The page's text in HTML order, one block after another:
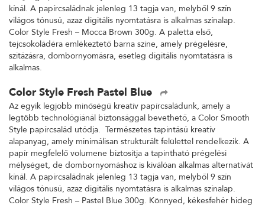
kínál. A papírcsaládnak jelenleg 13 tagja van, melyből 9 szín
világos tónusú, azaz digitális nyomtatásra is alkalmas színalap.
Color Style Fresh – Mocca Brown 300g. A paletta első,
tejcsokoládéra emlékeztető barna színe, amely prégelésre,
szitázásra, dombornyomásra, esetleg digitális nyomtatásra is
alkalmas.
Color Style Fresh Pastel Blue
Az egyik legjobb minőségű kreatív papírcsaládunk, amely a
legtöbb technológiánál biztonsággal bevethető, a Color Smooth
Style papírcsalád utódja. Természetes tapintású kreatív
alapanyag, amely minimálisan strukturált felülettel rendelkezik. A
papír megfelelő volumene biztosítja a tapintható prégelési
mélységet, de dombornyomáshoz is kiválóan alkalmas alternatívát
kínál. A papírcsaládnak jelenleg 13 tagja van, melyből 9 szín
világos tónusú, azaz digitális nyomtatásra is alkalmas színalap.
Color Style Fresh – Pastel Blue 300g. Könnyed, kékesfehér hideg